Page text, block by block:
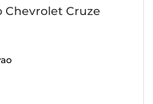
Chevrolet Cruze